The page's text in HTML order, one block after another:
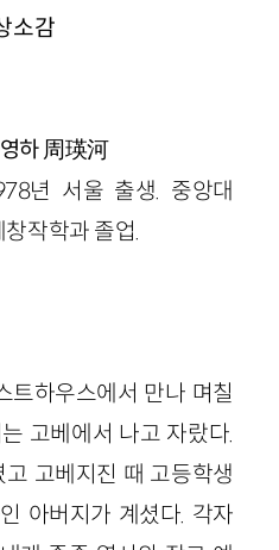
소감
하周瑛河
년 서울 출생. 중앙대
창작학과 졸업.
트하우스에서 만나 며칠
고베에서 나고 자랐다.
고베지진 때 고등학생
아버지가 계셨다. 각자